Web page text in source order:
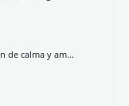
de calma y am...